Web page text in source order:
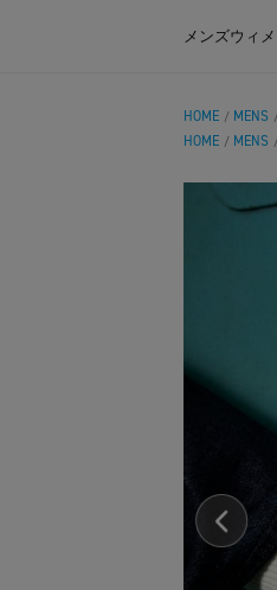
メンズウィ
HOME / MENS
HOME / MENS